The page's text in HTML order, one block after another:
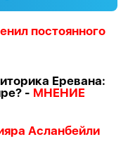
постоянного
Еревана:
- МНЕНИЕ
Асланбейли